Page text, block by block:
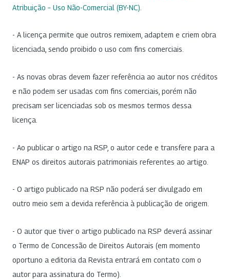
Atribuição – Uso Não-Comercial (BY-NC)
- A licença permite que outros remixem, adaptem e criem obra
licenciada, sendo proibido o uso com fins comerciais.
- As novas obras devem fazer referência ao autor nos créditos
e não podem ser usadas com fins comerciais, porém não
precisam ser licenciadas sob os mesmos termos dessa
licença.
- Ao publicar o artigo na RSP, o autor cede e transfere para a
ENAP os direitos autorais patrimoniais referentes ao artigo.
- O artigo publicado na RSP não poderá ser divulgado em
outro meio sem a devida referência à publicação de origem.
- O autor que tiver o artigo publicado na RSP deverá assinar
o Termo de Concessão de Direitos Autorais (em momento
oportuno a editoria da Revista entrará em contato com o
autor para assinatura do Termo).